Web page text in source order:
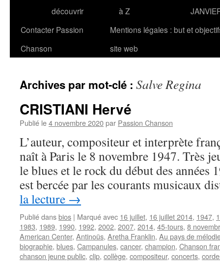
découvrir
à Z
Contacter Passion
Chanson
Mentions légales : but et
site web
Archives par mot-clé : Salve Regina
CRISTIANI Hervé
Publié le4 novembre 2020par Passion Chanson
L’auteur, compositeur et interprète
naît à Paris le 8 novembre 1947. Très
le blues et le rock du début des années
est bercée par les courants musicaux
la lecture →
Publié dansbios | Marqué avec 16 juillet, 16 juillet 2014, 1947,
1983, 1989, 1990, 1992, 2002, 2007, 2014, 45-tours, 8
American Center, Antinoüs, Aretha Franklin, Au pays de
biographie, blues, Campanules, cancer, champion, Chanson
chanson jeune public, clip, collège, compositeur, concerts,